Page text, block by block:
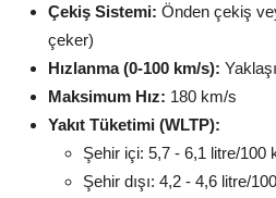
Çekiş Sistemi: Önden çekiş
çeker)
Hızlanma (0-100 km/s):
Maksimum Hız: 180 km/s
Yakıt Tüketimi (WLTP):
Şehir içi: 5,7 - 6,1 litre/100
Şehir dışı: 4,2 - 4,6 litre/